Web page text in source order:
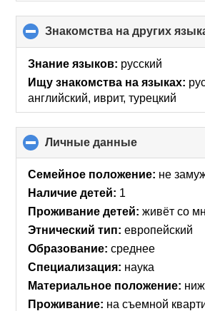
Знакомства на других
Знание языков: русский
Ищу знакомства на языках:
английский, иврит, турецкий
Личные данные
to
collapse
Семейное положение: не
Наличие детей: 1
Проживание детей: живёт со
Этнический тип: европейский
Образование: среднее
Специализация: наука
Материальное положение:
Проживание: на съемной